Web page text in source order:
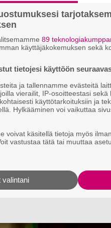
89
käyttäjäkokemuksen sekä
tietojesi käyttöön
ja tallennamme evästeitä
vierailit, IP-osoitteestasi
käyttötarkoituksiin ja
Hylkääminen voi vaikuttaa
voivat käsitellä tietoja myös
vastustaa tätä tai muuttaa
valintani